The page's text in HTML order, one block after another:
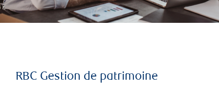
RBC Gestion de patrimoine